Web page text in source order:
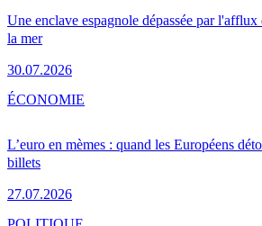
Une enclave espagnole dépassée par
la mer
30.07.2026
L’euro en mèmes : quand les Européens
billets
27.07.2026
ÉCONOMIE